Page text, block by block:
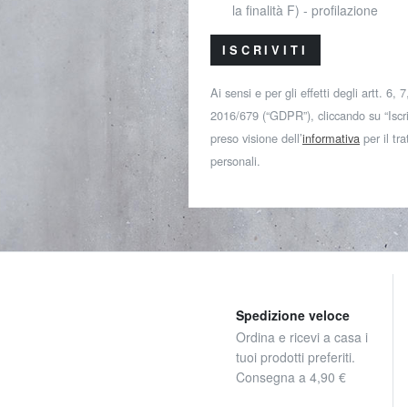
la finalità F) - profilazione
ISCRIVITI
Ai sensi e per gli effetti degli artt. 6,
2016/679 (“GDPR”), cliccando su
preso visione dell’informativa per il
personali.
Spedizione veloce
Ordina e ricevi a casa i
tuoi prodotti preferiti.
Consegna a 4,90 €